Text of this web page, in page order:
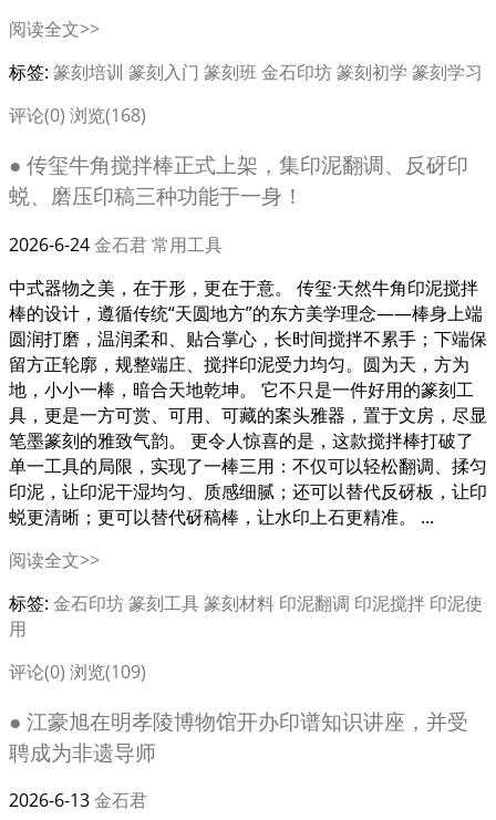
阅读全文>>
标签: 篆刻培训 篆刻入门 篆刻班金石印坊篆刻初学 篆刻学习
评论(0) 浏览(168)
● 传玺牛角搅拌棒正式上架，集印泥翻调、反砑印
蜕、磨压印稿三种功能于一身！
2026-6-24金石君常用工具
中式器物之美，在于形，更在于意。 传玺·天然牛角印泥搅拌
棒的设计，遵循传统“天圆地方”的东方美学理念——棒身上端
圆润打磨，温润柔和、贴合掌心，长时间搅拌不累手；下端保
留方正轮廓，规整端庄、搅拌印泥受力均匀。圆为天，方为
地，小小一棒，暗合天地乾坤。 它不只是一件好用的篆刻工
具，更是一方可赏、可用、可藏的案头雅器，置于文房，尽显
笔墨篆刻的雅致气韵。 更令人惊喜的是，这款搅拌棒打破了
单一工具的局限，实现了一棒三用：不仅可以轻松翻调、揉匀
印泥，让印泥干湿均匀、质感细腻；还可以替代反砑板，让印
蜕更清晰；更可以替代砑稿棒，让水印上石更精准。 ...
阅读全文>>
标签: 金石印坊篆刻工具篆刻材料 印泥翻调 印泥搅拌 印泥使
用
评论(0) 浏览(109)
● 江豪旭在明孝陵博物馆开办印谱知识讲座，并受
聘成为非遗导师
2026-6-13金石君